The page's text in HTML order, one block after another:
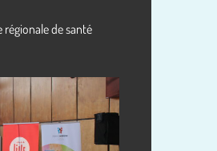
régionale de santé